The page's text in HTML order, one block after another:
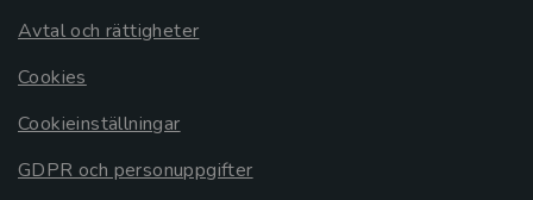
Avtal och rättigheter
Cookies
Cookieinställningar
GDPR och personuppgifter